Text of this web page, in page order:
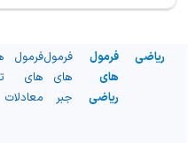
ریاضی
فرمول
های
ریاضی
فرمول
های
جبر
فرمول
های
معادلات